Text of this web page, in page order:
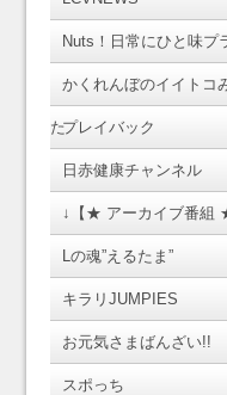
Nuts！日常にひと味プ
かくれんぼのイイトコ
たプレイバック
日赤健康チャンネル
↓【★ アーカイブ番組
Lの魂”えるたま”
キラリJUMPIES
お元気さまばんざい!!
スポっち